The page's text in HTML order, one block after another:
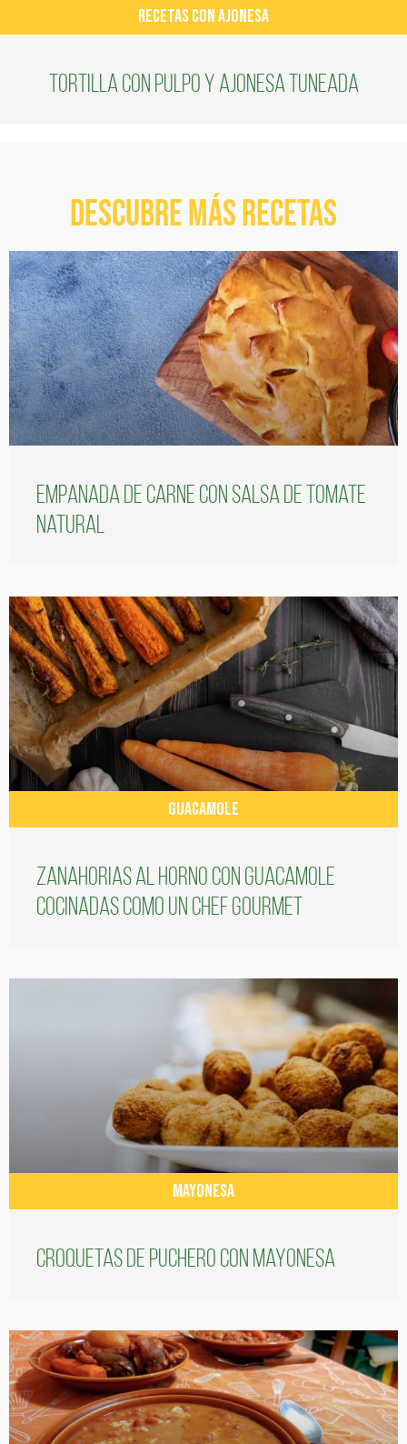
RECETAS CON AJONESA
Tortilla con Pulpo y Ajonesa Tuneada
Descubre más recetas
Empanada de carne con salsa de tomate
natural
GUACAMOLE
Zanahorias al horno con guacamole
cocinadas como un chef gourmet
MAYONESA
Croquetas de puchero con Mayonesa